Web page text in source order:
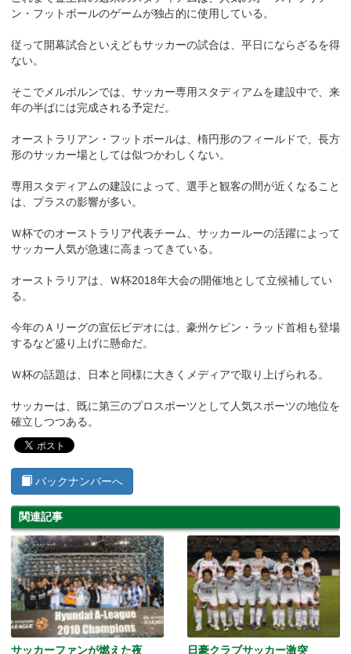
ン・フットボールのゲームが独占的に使用している。
従って開幕試合といえどもサッカーの試合は、平日にならざるを得
ない。
そこでメルボルンでは、サッカー専用スタディアムを建設中で、来
年の半ばには完成される予定だ。
オーストラリアン・フットボールは、楕円形のフィールドで、長方
形のサッカー場としては似つかわしくない。
専用スタディアムの建設によって、選手と観客の間が近くなること
は、プラスの影響が多い。
Ｗ杯でのオーストラリア代表チーム、サッカールーの活躍によって
サッカー人気が急速に高まってきている。
オーストラリアは、Ｗ杯2018年大会の開催地として立候補してい
る。
今年のＡリーグの宣伝ビデオには、豪州ケビン・ラッド首相も登場
するなど盛り上げに懸命だ。
Ｗ杯の話題は、日本と同様に大きくメディアで取り上げられる。
サッカーは、既に第三のプロスポーツとして人気スポーツの地位を
確立しつつある。
バックナンバーへ
関連記事
サッカーファンが燃えた夜 日豪クラブサッカー激突